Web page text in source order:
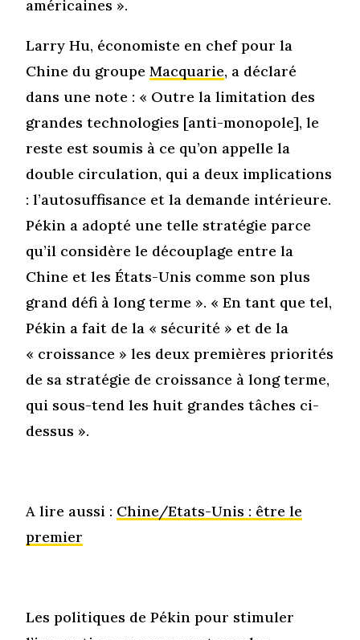
américaines ».
Larry Hu, économiste en chef pour la
Chine du groupeMacquarie, a déclaré
dans une note : « Outre la limitation des
grandes technologies [anti-monopole], le
reste est soumis à ce qu’on appelle la
double circulation, qui a deux implications
: l’autosuffisance et la demande intérieure.
Pékin a adopté une telle stratégie parce
qu’il considère le découplage entre la
Chine et les États-Unis comme son plus
grand défi à long terme ». « En tant que tel,
Pékin a fait de la « sécurité » et de la
« croissance » les deux premières priorités
de sa stratégie de croissance à long terme,
qui sous-tend les huit grandes tâches ci-
dessus ».
A lire aussi : Chine/Etats-Unis : être le
premier
Les politiques de Pékin pour stimuler